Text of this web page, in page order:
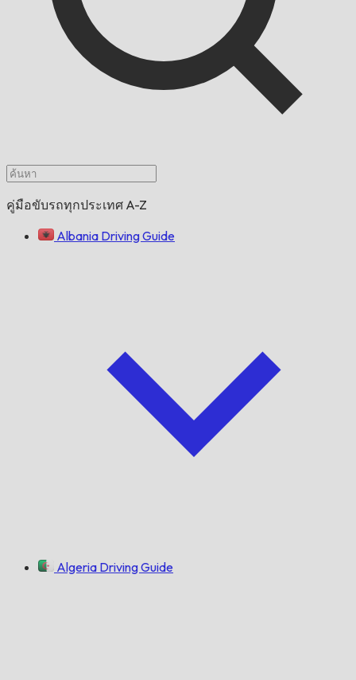
คู่มือขับรถทุกประเทศ A-Z
Albania Driving Guide
Algeria Driving Guide